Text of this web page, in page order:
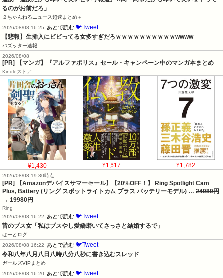
るのがお前だろ」
２ちゃんねるニュース超速まとめ＋
2026/08/08 16:25
あとで読む 🐦Tweet
【悲報】生挿入にビビってる女多すぎだろｗｗｗｗｗｗｗｗｗｗwwww
バズッター速報
2026/08/08
[PR] 【マンガ】『アルファポリス』セール・キャンペーン中のマンガ本まとめ
Kindleストア
¥1,430 ¥1,617 ¥1,782
2026/08/08 19:30時点
[PR] 【Amazonデバイスサマーセール】【20%OFF！】 Ring Spotlight Cam
Plus, Battery (リング スポットライトカム プラス バッテリーモデル) … 24980円
→ 19980円
Ring
2026/08/08 16:22
あとで読む 🐦Tweet
昔のブス女「私はブスやし愛嬌磨いてさっさと結婚するで」
はーとログ
2026/08/08 16:22
あとで読む 🐦Tweet
令和八年八月八日八時八分八秒に書き込むスレッド
ガールズVIPまとめ
2026/08/08 16:20
あとで読む 🐦Tweet